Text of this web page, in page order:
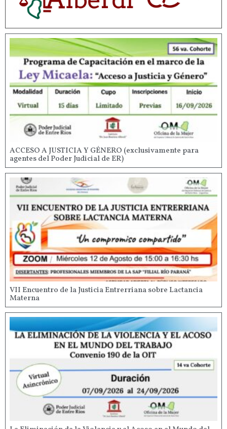
ACCESO A JUSTICIA Y GÉNERO (exclusivamente para
agentes del Poder Judicial de ER)
VII Encuentro de la Justicia Entrerriana sobre Lactancia
Materna